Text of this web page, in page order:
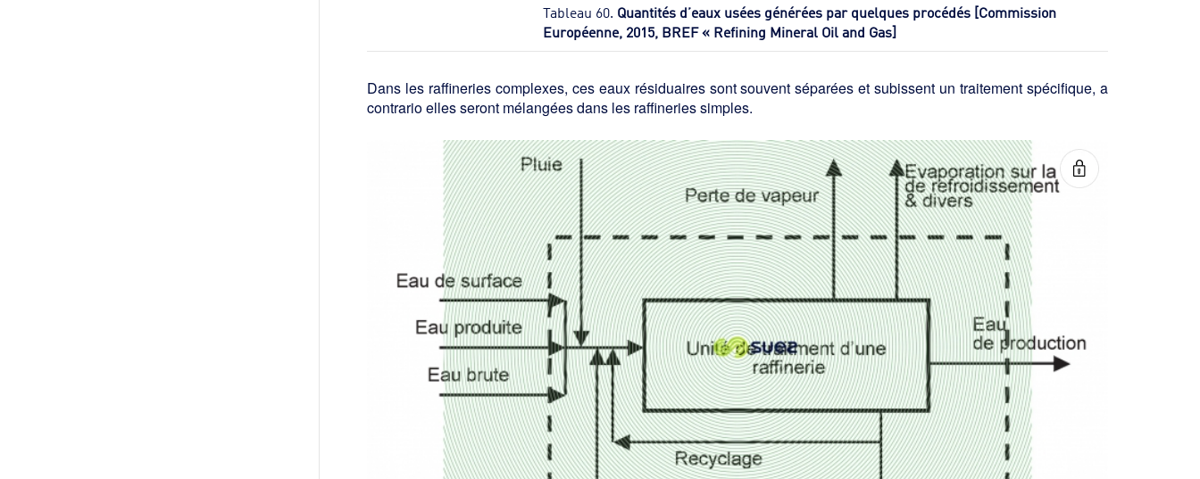
Tableau 60. Quantités d’eaux usées générées par quelques procédés [Commission
Européenne, 2015, BREF « Refining Mineral Oil and Gas]
Dans les raffineries complexes, ces eaux résiduaires sont souvent séparées et subissent un traitement spécifique, a
contrario elles seront mélangées dans les raffineries simples.